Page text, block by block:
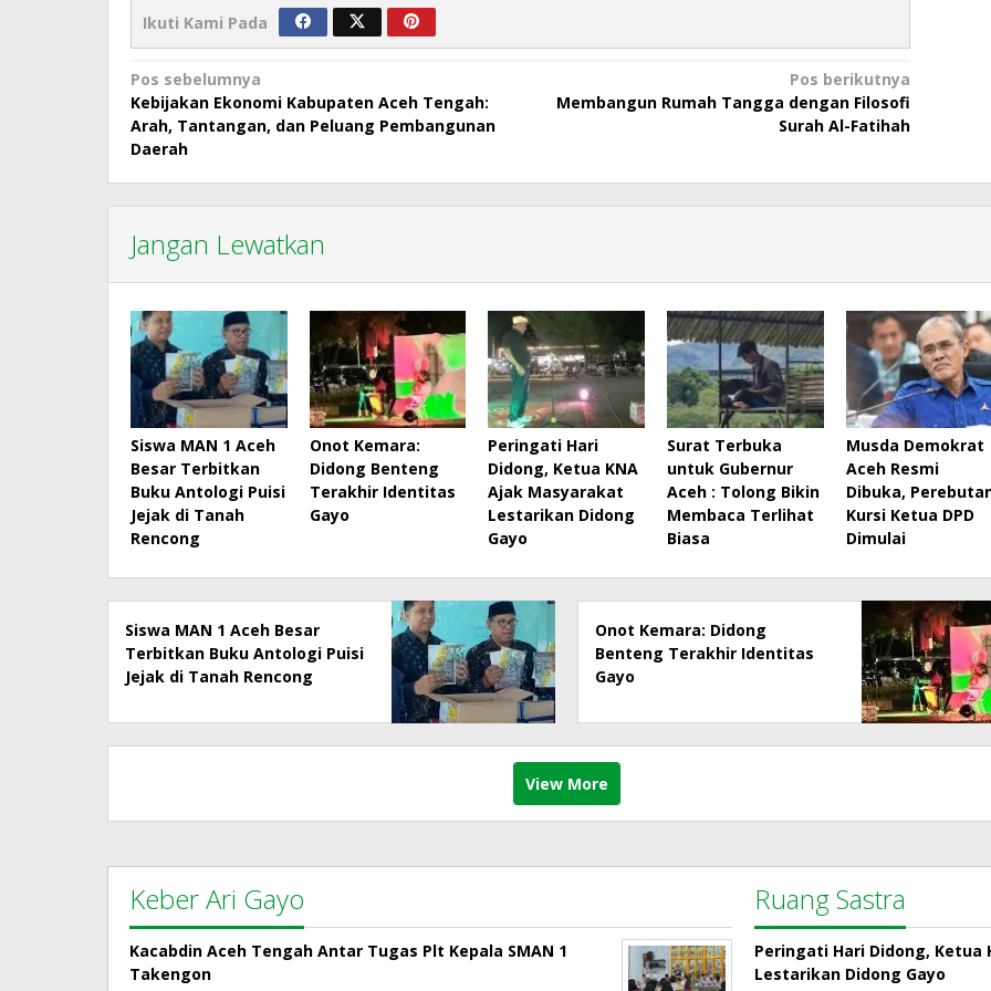
Ikuti Kami Pada
Navigasi
pos
Pos sebelumnya
Kebijakan Ekonomi Kabupaten Aceh Tengah:
Arah, Tantangan, dan Peluang Pembangunan
Daerah
Pos berikutnya
Membangun Rumah Tangga dengan Filosofi
Surah Al-Fatihah
Jangan Lewatkan
Siswa MAN 1 Aceh
Besar Terbitkan
Buku Antologi Puisi
Jejak di Tanah
Rencong
Onot Kemara:
Didong Benteng
Terakhir Identitas
Gayo
Peringati Hari
Didong, Ketua KNA
Ajak Masyarakat
Lestarikan Didong
Gayo
Surat Terbuka
untuk Gubernur
Aceh : Tolong Bikin
Membaca Terlihat
Biasa
Musda Demokrat
Aceh Resmi
Dibuka,
Kursi Ketua DPD
Dimulai
Siswa MAN 1 Aceh Besar
Terbitkan Buku Antologi Puisi
Jejak di Tanah Rencong
Onot Kemara: Didong
Benteng Terakhir Identitas
Gayo
View More
Keber Ari Gayo
Kacabdin Aceh Tengah Antar Tugas Plt Kepala SMAN 1
Takengon
Ruang Sastra
Peringati Hari Didong, Ketua
Lestarikan Didong Gayo